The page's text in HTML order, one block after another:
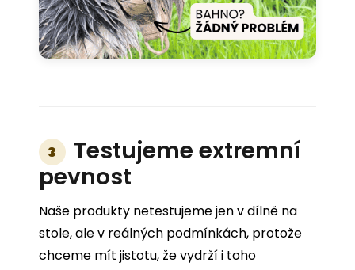
3
Testujeme extremní
pevnost
Naše produkty netestujeme jen v dílně na
stole, ale v reálných podmínkách, protože
chceme mít jistotu, že vydrží i toho